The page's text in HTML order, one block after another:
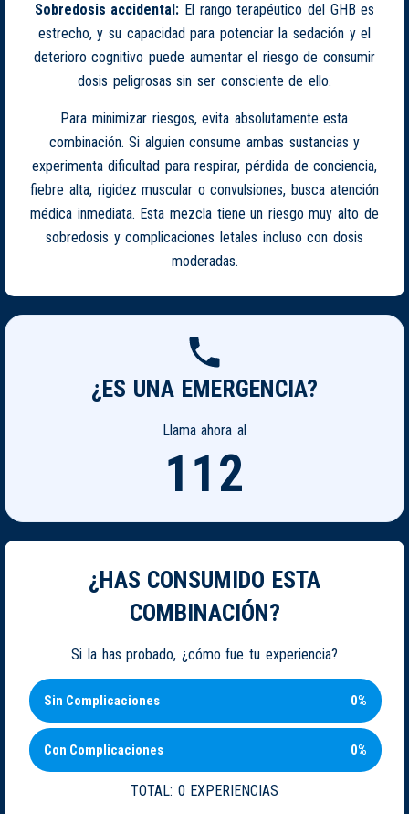
Sobredosis accidental: El rango terapéutico del GHB es
estrecho, y su capacidad para potenciar la sedación y el
deterioro cognitivo puede aumentar el riesgo de consumir
dosis peligrosas sin ser consciente de ello.
Para minimizar riesgos, evita absolutamente esta
combinación. Si alguien consume ambas sustancias y
experimenta dificultad para respirar, pérdida de conciencia,
fiebre alta, rigidez muscular o convulsiones, busca atención
médica inmediata. Esta mezcla tiene un riesgo muy alto de
sobredosis y complicaciones letales incluso con dosis
moderadas.
¿ES UNA EMERGENCIA?
Llama ahora al
112
¿HAS CONSUMIDO ESTA
COMBINACIÓN?
Si la has probado, ¿cómo fue tu experiencia?
Sin Complicaciones 0%
Con Complicaciones 0%
TOTAL: 0 EXPERIENCIAS